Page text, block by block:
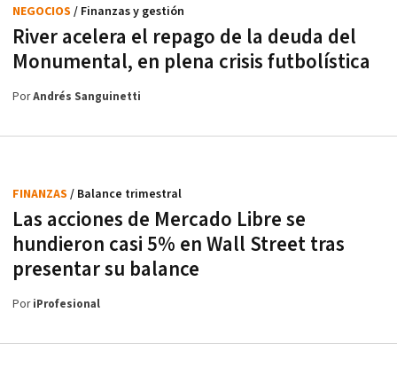
River acelera el repago de la deuda del
Monumental, en plena crisis futbolística
NEGOCIOS / Finanzas y gestión
PorAndrés Sanguinetti
Las acciones de Mercado Libre se
hundieron casi 5% en Wall Street tras
presentar su balance
FINANZAS / Balance trimestral
PoriProfesional